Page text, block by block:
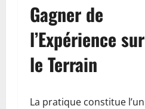
Gagner de
l’Expérience sur
le Terrain
La pratique constitue l’un